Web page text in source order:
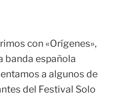
con «Orígenes»,
banda española
a algunos de
del Festival Solo